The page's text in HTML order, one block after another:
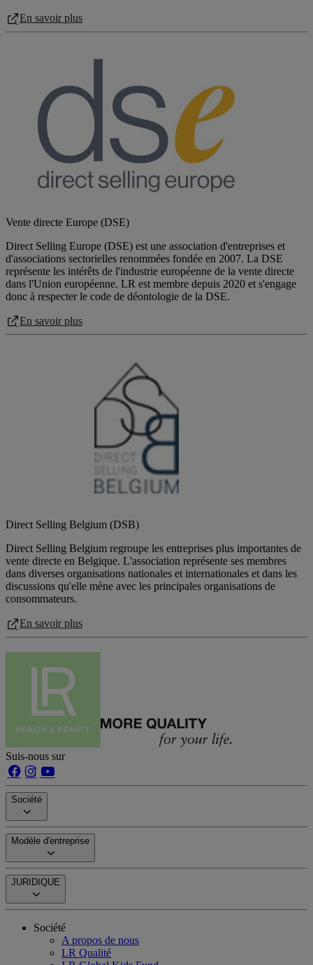
En savoir plus
Vente directe Europe (DSE)
Direct Selling Europe (DSE) est une association d'entreprises et
d'associations sectorielles renommées fondée en 2007. La DSE
représente les intérêts de l'industrie européenne de la vente directe
dans l'Union européenne. LR est membre depuis 2020 et s'engage
donc à respecter le code de déontologie de la DSE.
En savoir plus
Direct Selling Belgium (DSB)
Direct Selling Belgium regroupe les entreprises plus importantes de
vente directe en Belgique. L'association représente ses membres
dans diverses organisations nationales et internationales et dans les
discussions qu'elle mène avec les principales organisations de
consommateurs.
En savoir plus
Suis-nous sur
Société
Modèle d'entreprise
JURIDIQUE
Société
A propos de nous
LR Qualité